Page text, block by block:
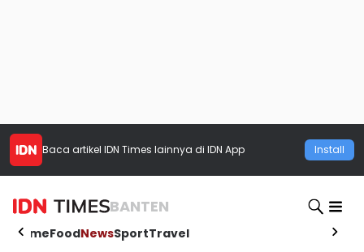
Baca artikel IDN Times lainnya di IDN App Install
BANTEN
HomeFoodNewsSportTravel